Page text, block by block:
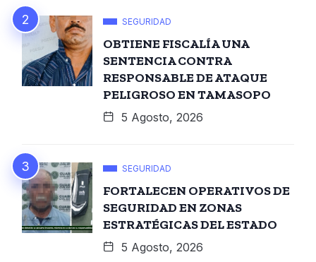
SEGURIDAD
OBTIENE FISCALÍA UNA
SENTENCIA CONTRA
RESPONSABLE DE ATAQUE
PELIGROSO EN TAMASOPO
5 Agosto, 2026
SEGURIDAD
FORTALECEN OPERATIVOS DE
SEGURIDAD EN ZONAS
ESTRATÉGICAS DEL ESTADO
5 Agosto, 2026